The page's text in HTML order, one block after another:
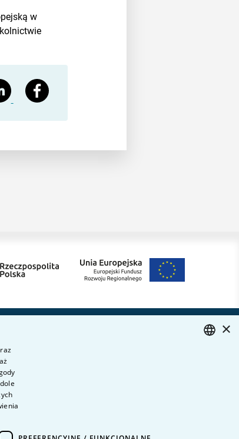
w
uczelni
prywatności
×